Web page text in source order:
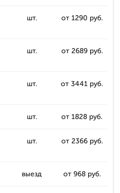
шт. от 1290 руб.
шт. от 2689 руб.
шт. от 3441 руб.
шт. от 1828 руб.
шт. от 2366 руб.
выезд от 968 руб.